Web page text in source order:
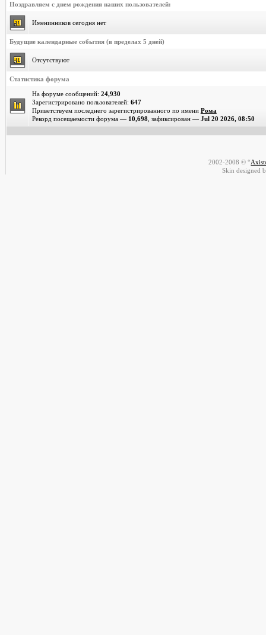
Поздравляем с днем рождения наших пользователей:
Именинников сегодня нет
Будущие календарные события (в пределах 5 дней)
Отсутствуют
Статистика форума
На форуме сообщений: 24,930
Зарегистрировано пользователей: 647
Приветствуем последнего зарегистрированного по имени Рома
Рекорд посещаемости форума — 10,698, зафиксирован — Jul 20 2026, 08:50
2002-2008 © “
Skin designed